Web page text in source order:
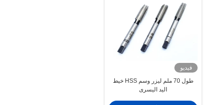
فيديو
طول 70 ملم ليزر وسم HSS خيط
اليد اليسرى